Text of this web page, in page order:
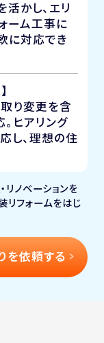
かし、エリ
ーム工事に
に対応でき
り変更を含
ヒアリング
し、理想の住
リノベーションを
リフォームをはじ
を依頼する